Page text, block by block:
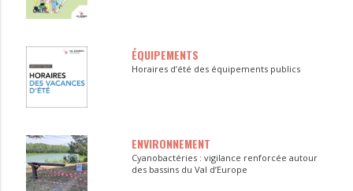
ÉQUIPEMENTS
Horaires d’été des équipements publics
ENVIRONNEMENT
Cyanobactéries : vigilance renforcée autour
des bassins du Val d’Europe